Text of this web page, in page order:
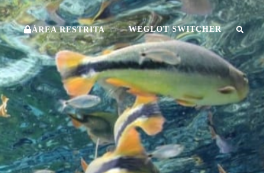
ÁREA RESTRITA WEGLOT SWITCHER